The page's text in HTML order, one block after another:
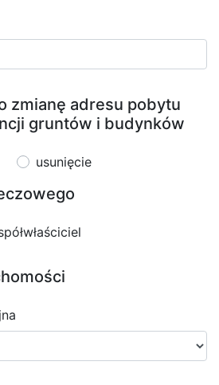
zmianę adresu pobytu
gruntów i budynków
usunięcie